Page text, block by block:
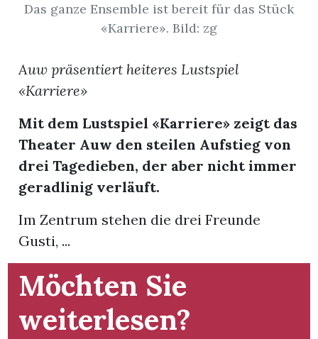
Bremgarten
Das ganze Ensemble ist bereit für das Stück
«Karriere». Bild: zg
Auw präsentiert heiteres Lustspiel
«Karriere»
Mit dem Lustspiel «Karriere» zeigt das
Theater Auw den steilen Aufstieg von
drei Tagedieben, der aber nicht immer
geradlinig verläuft.
Im Zentrum stehen die drei Freunde
Gusti, ...
Möchten Sie
weiterlesen?